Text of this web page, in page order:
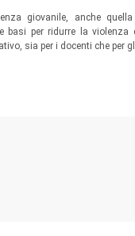
giovanile, anche quella
basi per ridurre la
sia per i docenti che per